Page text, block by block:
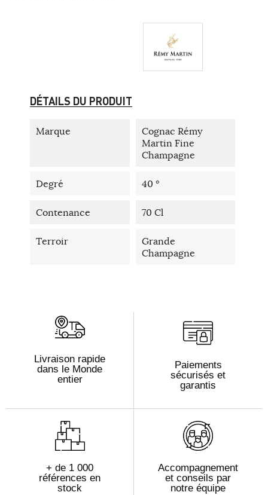
DÉTAILS DU PRODUIT
Marque
Cognac Rémy
Martin Fine
Champagne
Degré 40 °
Contenance 70 Cl
Terroir
Grande
Champagne
Livraison rapide
dans le Monde
entier
Paiements
sécurisés et
garantis
+ de 1 000
références en
stock
Accompagnement
et conseils par
notre équipe